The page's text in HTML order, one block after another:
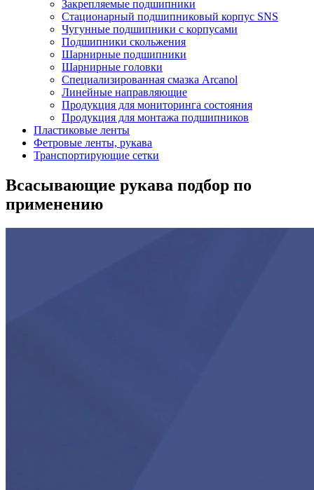
Закрепляемые подшипники
Стационарный подшипниковый корпус SNS
Чугунные подшипники с корпусами
Подшипники скольжения
Шарнирные подшипники
Шарнирные головки
Специализированная смазка Arcanol
Линейные направляющие
Продукция для мониторинга состояния
Продукция для монтажа подшипников
Пластиковые ленты
Фетровые ленты, рукава
Транспортирующие сетки
Всасывающие рукава подбор по
применению